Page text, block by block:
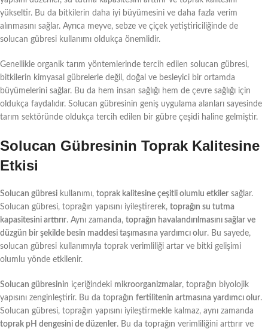
yükseltir. Bu da bitkilerin daha iyi büyümesini ve daha fazla verim
alınmasını sağlar. Ayrıca meyve, sebze ve çiçek yetiştiriciliğinde de
solucan gübresi kullanımı oldukça önemlidir.
Genellikle organik tarım yöntemlerinde tercih edilen solucan gübresi,
bitkilerin kimyasal gübrelerle değil, doğal ve besleyici bir ortamda
büyümelerini sağlar. Bu da hem insan sağlığı hem de çevre sağlığı için
oldukça faydalıdır. Solucan gübresinin geniş uygulama alanları sayesinde
tarım sektöründe oldukça tercih edilen bir gübre çeşidi haline gelmiştir.
Solucan Gübresinin Toprak Kalitesine
Etkisi
Solucan gübresi kullanımı, toprak kalitesine çeşitli olumlu etkiler sağlar.
Solucan gübresi, toprağın yapısını iyileştirerek, toprağın su tutma
kapasitesini arttırır. Aynı zamanda, toprağın havalandırılmasını sağlar ve
düzgün bir şekilde besin maddesi taşımasına yardımcı olur. Bu sayede,
solucan gübresi kullanımıyla toprak verimliliği artar ve bitki gelişimi
olumlu yönde etkilenir.
Solucan gübresinin içeriğindeki mikroorganizmalar, toprağın biyolojik
yapısını zenginleştirir. Bu da toprağın fertilitenin artmasına yardımcı olur.
Solucan gübresi, toprağın yapısını iyileştirmekle kalmaz, aynı zamanda
toprak pH dengesini de düzenler. Bu da toprağın verimliliğini arttırır ve